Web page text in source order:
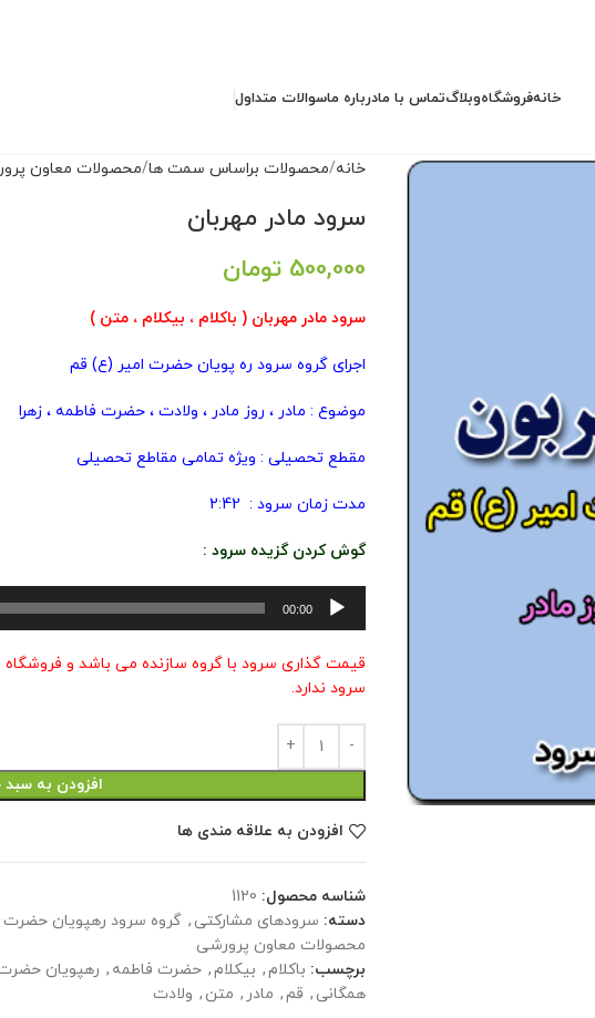
خانهفروشگاهوبلاگتماس با مادرباره ماسوالات متداول
خانه محصولات براساس سمت ها محصولات معاون
سرود مادر مهربان
500,000 تومان
سرود مادر مهربان ( باکلام ، بیکلام ، متن )
اجرای گروه سرود ره پویان حضرت امیر (ع) قم
موضوع : مادر ، روز مادر ، ولادت ، حضرت فاطمه ، زهرا
مقطع تحصیلی : ویژه تمامی مقاطع تحصیلی
مدت زمان سرود : 2:42
گوش کردن گزیده سرود :
پخش‌کننده
صوت
00:00
قیمت گذاری سرود با گروه سازنده می باشد و
سرود ندارد.
افزودن به سبد
افزودن به علاقه مندی ها
شناسه محصول: 1120
دسته: سرودهای مشارکتی , گروه سرود رهپویان حضرت
محصولات معاون پرورشی
برچسب: باکلام, بیکلام, حضرت فاطمه , رهپویان حضرت
همگانی , قم, مادر , متن , ولادت